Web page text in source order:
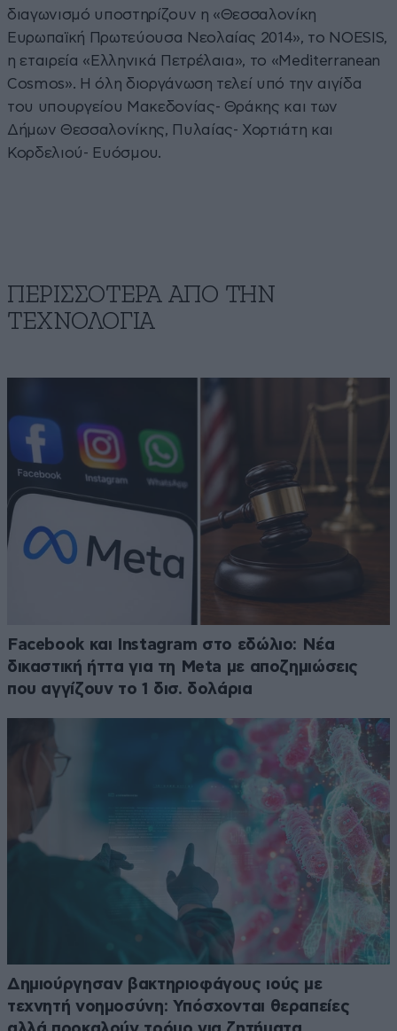
διαγωνισμό υποστηρίζουν η «Θεσσαλονίκη
Ευρωπαϊκή Πρωτεύουσα Νεολαίας 2014», το NOESIS,
η εταιρεία «Ελληνικά Πετρέλαια», το «Mediterranean
Cosmos». Η όλη διοργάνωση τελεί υπό την αιγίδα
του υπουργείου Μακεδονίας- Θράκης και των
Δήμων Θεσσαλονίκης, Πυλαίας- Χορτιάτη και
Κορδελιού- Ευόσμου.
ΠΕΡΙΣΣΟΤΕΡΑ ΑΠΟ ΤΗΝ
ΤΕΧΝΟΛΟΓΙΑ
Facebook και Instagram στο εδώλιο: Νέα
δικαστική ήττα για τη Meta με αποζημιώσεις
που αγγίζουν το 1 δισ. δολάρια
Δημιούργησαν βακτηριοφάγους ιούς με
τεχνητή νοημοσύνη: Υπόσχονται θεραπείες